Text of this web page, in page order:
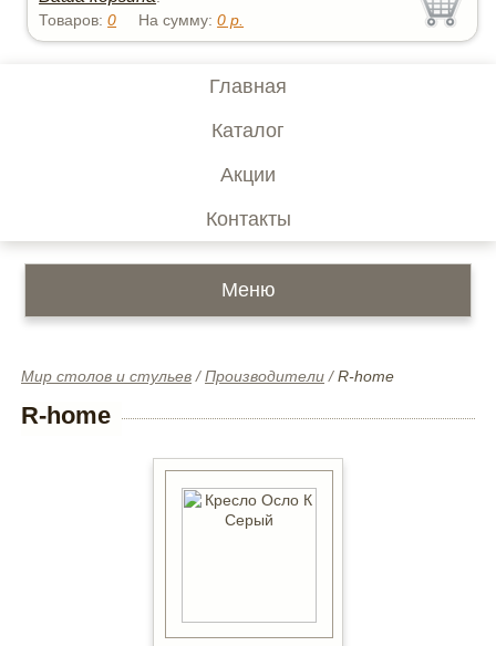
Товаров:0 На сумму:0 р.
Главная
Каталог
Акции
Контакты
Меню
Мир столов и стульев /Производители /R-home
R-home